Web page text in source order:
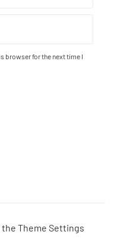
browser for the next time I
the Theme Settings